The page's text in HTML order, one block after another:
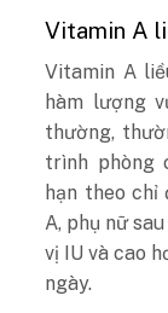
Vitamin A
Vitamin A
hàm lượng
thường,
trình phòng
hạn theo
A, phụ nữ
vị IU và cao
ngày.